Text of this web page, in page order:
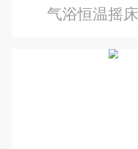
气浴恒温摇床